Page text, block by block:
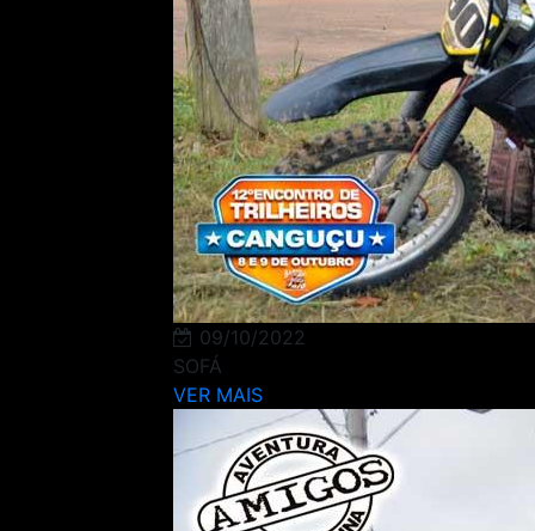
09/10/2022
SOFÁ
VER MAIS